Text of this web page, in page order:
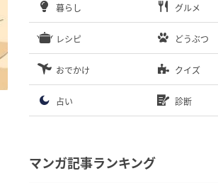
暮らし グルメ
レシピ どうぶつ
おでかけ クイズ
占い 診断
マンガ記事ランキング